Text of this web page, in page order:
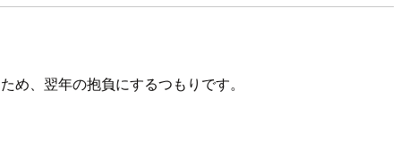
、翌年の抱負にするつもりです。